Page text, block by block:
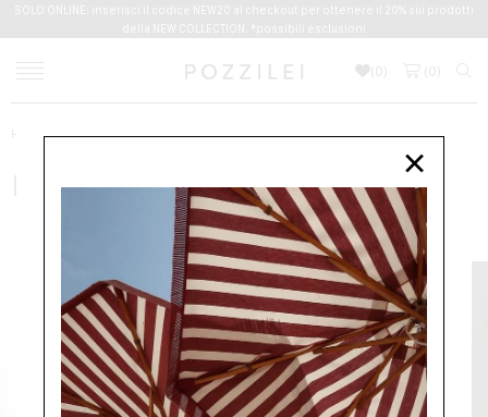
SOLO ONLINE: inserisci il codice NEW20 al checkout per ottenere il 20% sui prodotti
della NEW COLLECTION. *possibili esclusioni
(0 (0
Home HERBERT LEVINE
HERBERT LEVINE
DONNA
×